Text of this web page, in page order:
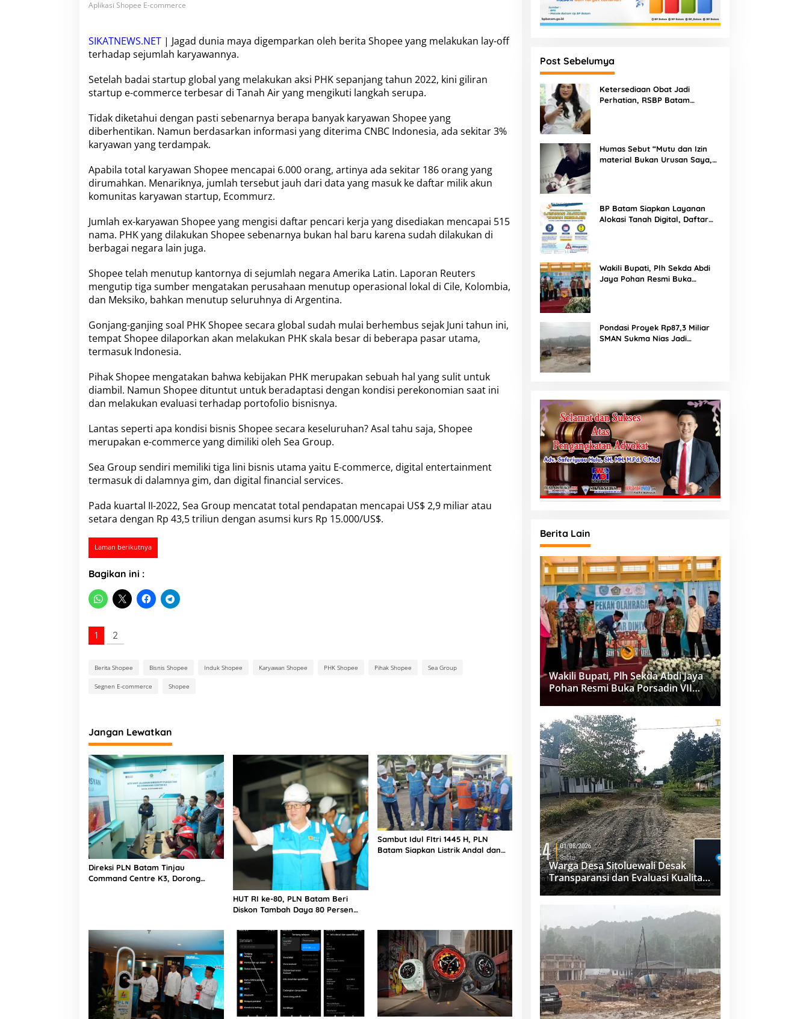
a
S
h
p
e
e
e
n
a
K
,
P
n
y
e
b
b
I
i
a
h
Aplikasi Shopee E-commerce
SIKATNEWS.NET | Jagad dunia maya digemparkan oleh berita Shopeeyang melakukan lay-off
terhadap sejumlah karyawannya.
Setelah badai startup global yang melakukan aksi PHK sepanjang tahun 2022, kini giliran
startup e-commerce terbesar di Tanah Air yang mengikuti langkah serupa.
Tidak diketahui dengan pasti sebenarnya berapa banyak karyawan Shopeeyang
diberhentikan. Namun berdasarkan informasi yang diterima CNBC Indonesia, ada sekitar 3%
karyawan yang terdampak.
Apabila total karyawan Shopee mencapai 6.000 orang, artinya ada sekitar 186 orang yang
dirumahkan. Menariknya, jumlah tersebut jauh dari data yang masuk ke daftar milik akun
komunitas karyawan startup, Ecommurz.
Jumlah ex-karyawan Shopeeyang mengisi daftar pencari kerja yang disediakan mencapai 515
nama. PHK yang dilakukan Shopeesebenarnya bukan hal baru karena sudah dilakukan di
berbagai negara lain juga.
Shopee telah menutup kantornya di sejumlah negara Amerika Latin. Laporan Reuters
mengutip tiga sumber mengatakan perusahaan menutup operasional lokal di Cile, Kolombia,
dan Meksiko, bahkan menutup seluruhnya di Argentina.
Gonjang-ganjing soal PHK Shopeesecara global sudah mulai berhembus sejak Juni tahun ini,
tempat Shopee dilaporkan akan melakukan PHK skala besar di beberapa pasar utama,
termasuk Indonesia.
Pihak Shopee mengatakan bahwa kebijakan PHK merupakan sebuah hal yang sulit untuk
diambil. Namun Shopee dituntut untuk beradaptasi dengan kondisi perekonomian saat ini
dan melakukan evaluasi terhadap portofolio bisnisnya.
Lantas seperti apa kondisi bisnis Shopeesecara keseluruhan? Asal tahu saja, Shopee
merupakan e-commerce yang dimiliki oleh Sea Group.
Sea Group sendiri memiliki tiga lini bisnis utama yaitu E-commerce, digital entertainment
termasuk di dalamnya gim, dan digital financial services.
Pada kuartal II-2022, Sea Group mencatat total pendapatan mencapai US$ 2,9 miliar atau
setara dengan Rp 43,5 triliun dengan asumsi kurs Rp 15.000/US$.
Laman berikutnya
Bagikan ini :
1 2
Berita Shopee Bisnis Shopee Induk Shopee Karyawan Shopee PHK Shopee Pihak Shopee Sea Group
Segnen E-commerce Shopee
Jangan Lewatkan
Direksi PLN Batam Tinjau
Command Centre K3, Dorong
HUT RI ke-80, PLN Batam Beri
Diskon Tambah Daya 80 Persen
Sambut Idul FItri 1445 H, PLN
Batam Siapkan Listrik Andal dan
Post Sebelumya
Ketersediaan Obat Jadi
Perhatian, RSBP Batam
Humas Sebut “Mutu dan Izin
material Bukan Urusan Saya,
BP Batam Siapkan Layanan
Alokasi Tanah Digital, Daftar
Wakili Bupati, Plh Sekda Abdi
Jaya Pohan Resmi Buka
Pondasi Proyek Rp87,3 Miliar
SMAN Sukma Nias Jadi
Berita Lain
Wakili Bupati, Plh Sekda Abdi Jaya
Pohan Resmi Buka Porsadin VII
Kabupaten Labuhanbatu
Warga Desa Sitoluewali Desak
Transparansi dan Evaluasi Kualitas
Proyek Jalan, Diduga Minim